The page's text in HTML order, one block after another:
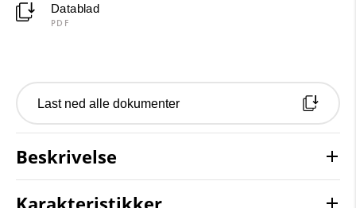
Datablad
PDF
Last ned alle dokumenter
Beskrivelse